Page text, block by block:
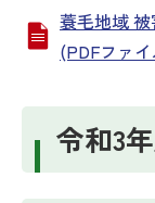
蓑毛地域
(PDFファイ
令和3